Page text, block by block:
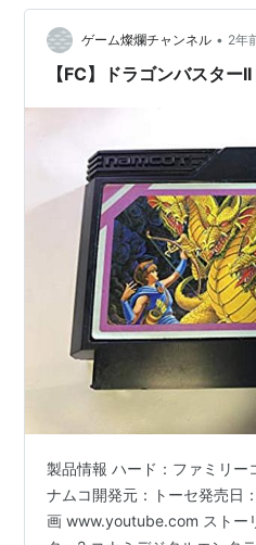
Windows（「ナムココレ
PlayStation Portable （「
Vol.2」に収録）
Xbox 360（「ナムコミュ
Wii（バーチャルコンソー
コン版が配信）
ニンテンドー3DS（バー
コン版が配信）
Wii U（バーチャルコン
信）
ゲーム燦爛チャンネル • 2年
【FC】ドラゴンバスター
製品情報 ハード：ファミリー
ナムコ開発元：トーセ発売日
画 www.youtube.com ストー